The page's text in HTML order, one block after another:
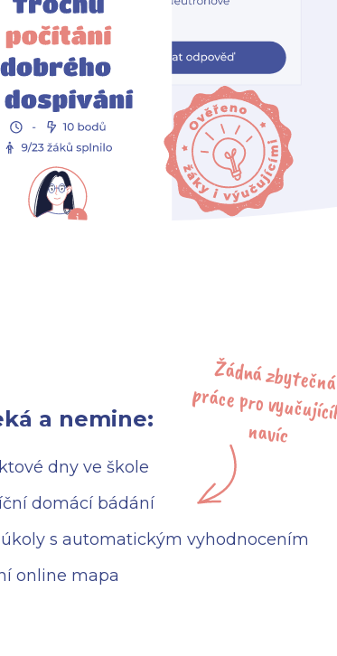
a nemine:
dny ve škole
domácí bádání
s automatickým vyhodnocením
online mapa
Žádná zbytečná
práce pro vyučujícího
navíc